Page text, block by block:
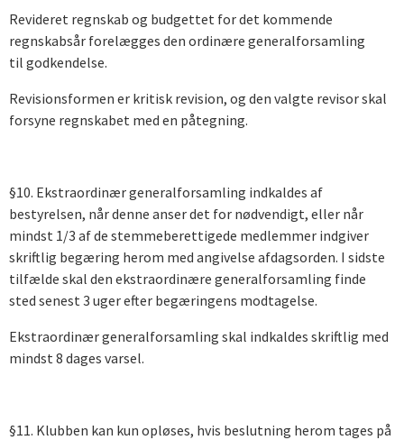
Revideret regnskab og budgettet for det kommende
regnskabsår forelægges den ordinære generalforsamling
til godkendelse.
Revisionsformen er kritisk revision, og den valgte revisor skal
forsyne regnskabet med en påtegning.
§10. Ekstraordinær generalforsamling indkaldes af
bestyrelsen, når denne anser det for nødvendigt, eller når
mindst 1/3 af de stemmeberettigede medlemmer indgiver
skriftlig begæring herom med angivelse afdagsorden. I sidste
tilfælde skal den ekstraordinære generalforsamling finde
sted senest 3 uger efter begæringens modtagelse.
Ekstraordinær generalforsamling skal indkaldes skriftlig med
mindst 8 dages varsel.
§11. Klubben kan kun opløses, hvis beslutning herom tages på